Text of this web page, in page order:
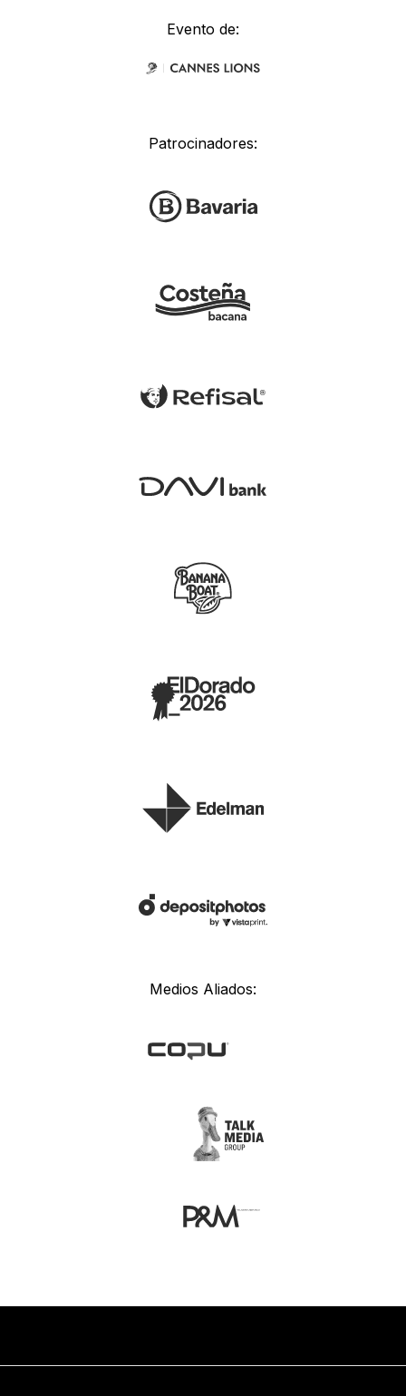
Evento de:
Patrocinadores:
Medios Aliados: